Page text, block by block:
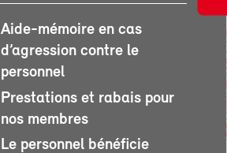
Aide-mémoire en cas
d’agression contre le
personnel
Prestations et rabais pour
nos membres
Le personnel bénéficie